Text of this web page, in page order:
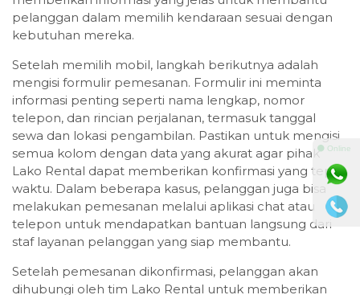
pelanggan dalam memilih kendaraan sesuai dengan
kebutuhan mereka.
Setelah memilih mobil, langkah berikutnya adalah
mengisi formulir pemesanan. Formulir ini meminta
informasi penting seperti nama lengkap, nomor
telepon, dan rincian perjalanan, termasuk tanggal
sewa dan lokasi pengambilan. Pastikan untuk mengisi
semua kolom dengan data yang akurat agar pihak
Lako Rental dapat memberikan konfirmasi yang tepat
waktu. Dalam beberapa kasus, pelanggan juga bisa
melakukan pemesanan melalui aplikasi chat atau
telepon untuk mendapatkan bantuan langsung dari
staf layanan pelanggan yang siap membantu.
Setelah pemesanan dikonfirmasi, pelanggan akan
dihubungi oleh tim Lako Rental untuk memberikan
⚫ Online